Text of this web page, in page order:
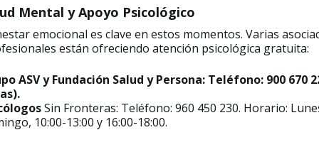
Mental y Apoyo Psicológico
emocional es clave en estos momentos. Varias
están ofreciendo atención psicológica gratuita:
ASV y Fundación Salud y Persona: Teléfono: 900 670
Sin Fronteras: Teléfono: 960 450 230. Horario:
10:00-13:00 y 16:00-18:00.